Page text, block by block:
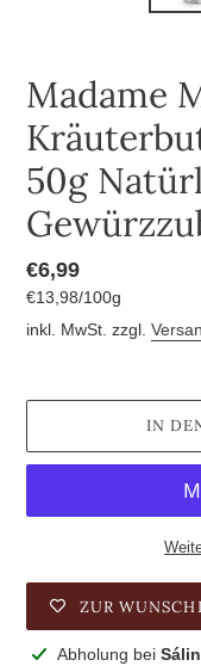
Madame
50g
Normaler
Preis
€6,99
Einzelpreis
€13,98/pro
100g
inkl. MwSt. zzgl.
IN
ZUR
ProduktAbholung bei